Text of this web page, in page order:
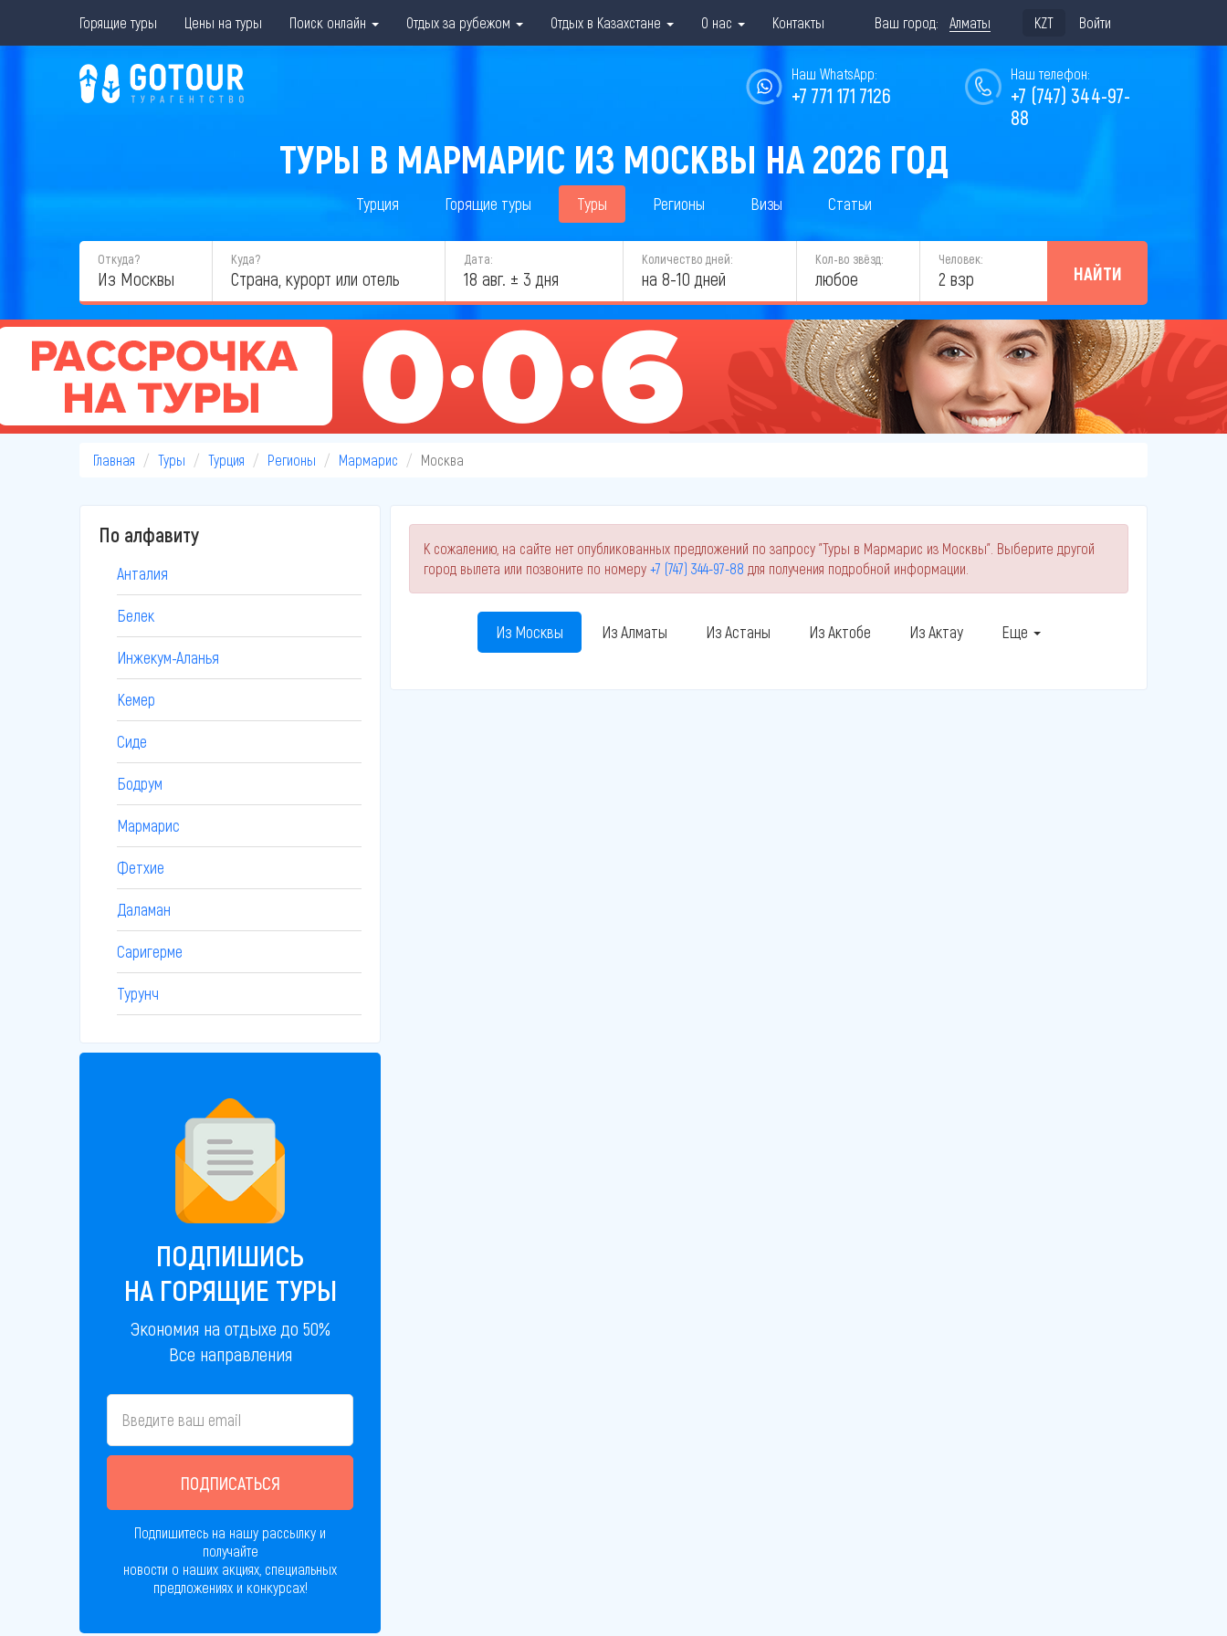
Горящие туры Цены на туры Поиск онлайн Отдых за рубежом Отдых в Казахстане О нас Контакты Ваш город: Алматы KZT Войти
Наш телефон:
+7 (747) 344-97-
88
Наш WhatsApp:
+7 771 171 7126
ТУРЫ В МАРМАРИС ИЗ МОСКВЫ НА 2026 ГОД
Турция Горящие туры Туры Регионы Визы Статьи
Откуда?
Из Москвы
Куда? Дата:
18 авг. ± 3 дня
Количество дней:
на 8-10 дней
Кол-во звёзд:
любое
Человек:
2 взр НАЙТИ
Главная Туры Турция Регионы Мармарис Москва
По алфавиту
Анталия
Белек
Инжекум-Аланья
Кемер
Сиде
Бодрум
Мармарис
Фетхие
Даламан
Саригерме
Турунч
ПОДПИШИСЬ
НА ГОРЯЩИЕ ТУРЫ
Экономия на отдыхе до 50%
Все направления
ПОДПИСАТЬСЯ
Подпишитесь на нашу рассылку и
получайте
новости о наших акциях, специальных
предложениях и конкурсах!
К сожалению, на сайте нет опубликованных предложений по запросу "Туры в Мармарис из Москвы". Выберите другой
город вылета или позвоните по номеру +7 (747) 344-97-88 для получения подробной информации.
Из Москвы Из Алматы Из Астаны Из Актобе Из Актау Еще